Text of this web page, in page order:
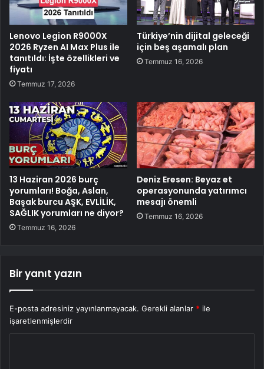
Lenovo Legion R9000X
2026 Ryzen AI Max Plus ile
tanıtıldı: İşte özellikleri ve
fiyatı
Temmuz 17, 2026
Türkiye’nin dijital geleceği
için beş aşamalı plan
Temmuz 16, 2026
13 Haziran 2026 burç
yorumları! Boğa, Aslan,
Başak burcu AŞK, EVLİLİK,
SAĞLIK yorumları ne diyor?
Temmuz 16, 2026
Deniz Eresen: Beyaz et
operasyonunda yatırımcı
mesajı önemli
Temmuz 16, 2026
Bir yanıt yazın
E-posta adresiniz yayınlanmayacak. Gerekli alanlar * ile
işaretlenmişlerdir